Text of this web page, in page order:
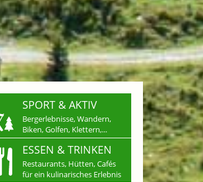
SPORT & AKTIV
Bergerlebnisse, Wandern,
Biken, Golfen, Klettern,...
ESSEN & TRINKEN
Restaurants, Hütten, Cafés
für ein kulinarisches Erlebnis